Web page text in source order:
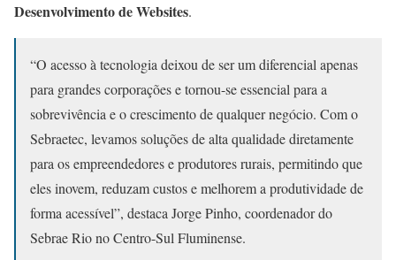
Desenvolvimento de Websites.
“O acesso à tecnologia deixou de ser um diferencial apenas
para grandes corporações e tornou-se essencial para a
sobrevivência e o crescimento de qualquer negócio. Com o
Sebraetec, levamos soluções de alta qualidade diretamente
para os empreendedores e produtores rurais, permitindo que
eles inovem, reduzam custos e melhorem a produtividade de
forma acessível”, destaca Jorge Pinho, coordenador do
Sebrae Rio no Centro-Sul Fluminense.